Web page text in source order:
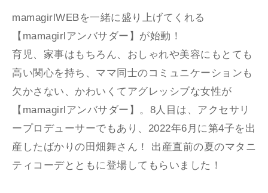
mamagirlWEBを一緒に盛り上げてくれる
【mamagirlアンバサダー】が始動！
育児、家事はもちろん、おしゃれや美容にもとても
高い関心を持ち、ママ同士のコミュニケーションも
欠かさない、かわいくてアグレッシブな女性が
【mamagirlアンバサダー】。8人目は、アクセサリ
ープロデューサーでもあり、2022年6月に第4子を出
産したばかりの田畑舞さん！​​​​​ 出産直前の夏のマタニ
ティコーデとともに登場してもらいました！